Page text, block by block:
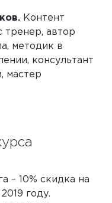
Контент
тренер, автор
методик в
консультант
мастер
– 10% скидка на
году.